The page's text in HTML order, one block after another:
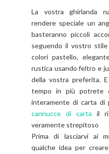
La vostra ghirlanda
rendere speciale un
basteranno piccoli
seguendo il vostro
colori pastello,
rustica usando feltro e
della vostra preferita.
tempo in più potrete
interamente di carta di
cannucce di carta il
veramente strepitoso
Prima di lasciarvi ai
qualche idea per